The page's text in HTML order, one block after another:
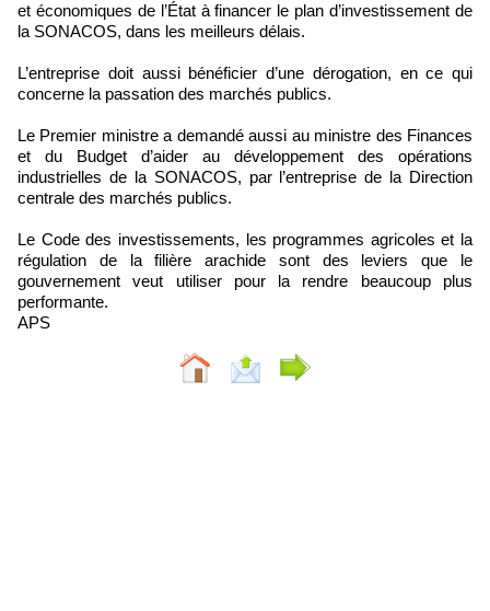
et économiques de l’État à financer le plan d’investissement de
la SONACOS, dans les meilleurs délais.
L’entreprise doit aussi bénéficier d’une dérogation, en ce qui
concerne la passation des marchés publics.
Le Premier ministre a demandé aussi au ministre des Finances
et du Budget d’aider au développement des opérations
industrielles de la SONACOS, par l’entreprise de la Direction
centrale des marchés publics.
Le Code des investissements, les programmes agricoles et la
régulation de la filière arachide sont des leviers que le
gouvernement veut utiliser pour la rendre beaucoup plus
performante.
APS